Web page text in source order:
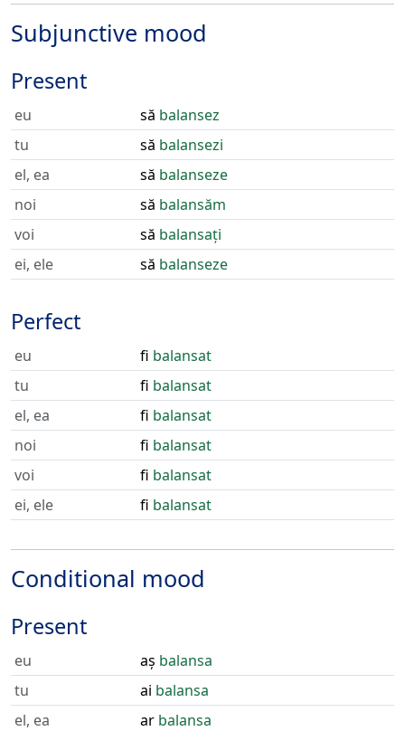
Subjunctive mood
Present
eu să balansez
tu
să balansezi
el, ea
să balanseze
noi
să balansăm
voi
să balansați
ei, ele
să balanseze
Perfect
eu fi balansat
tu
fi balansat
el, ea
fi balansat
noi
fi balansat
voi
fi balansat
ei, ele
fi balansat
Conditional mood
Present
eu aș balansa
tu
ai balansa
el, ea
ar balansa